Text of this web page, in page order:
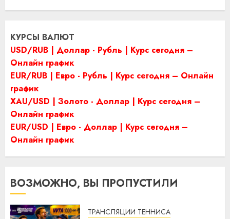
КУРСЫ ВАЛЮТ
USD/RUB | Доллар - Рубль | Курс сегодня –
Онлайн график
EUR/RUB | Евро - Рубль | Курс сегодня – Онлайн
график
XAU/USD | Золото - Доллар | Курс сегодня –
Онлайн график
EUR/USD | Евро - Доллар | Курс сегодня –
Онлайн график
ВОЗМОЖНО, ВЫ ПРОПУСТИЛИ
ТРАНСЛЯЦИИ ТЕННИСА